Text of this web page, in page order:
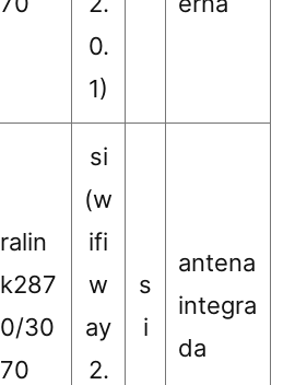
0.
1)
ralin
k287
0/30
70
si
(w
ifi
w
ay
2.
s
i
antena
integra
da